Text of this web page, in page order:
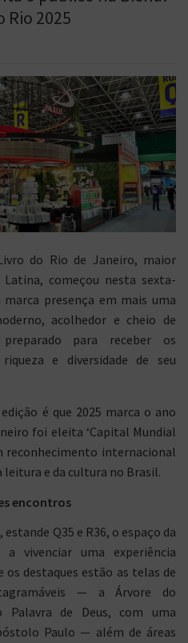
2025
do Rio de Janeiro, maior
começou nesta sexta-
marca presença em mais uma
acolhedor e cheio de
preparado para receber os
e diversidade de seu
é que 2025 marca o ano
foi eleita ‘Capital Mundial
reconhecimento internacional
e da cultura no Brasil.
encontros
Q35 e R36, o espaço da
a vivenciar uma experiência
destaques estão as telas de
— a Árvore do
Palavra de Deus, com uma
Paulo — além de áreas